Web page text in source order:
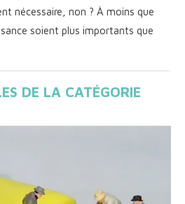
nécessaire, non ? À moins que
soient plus importants que
DE LA CATÉGORIE